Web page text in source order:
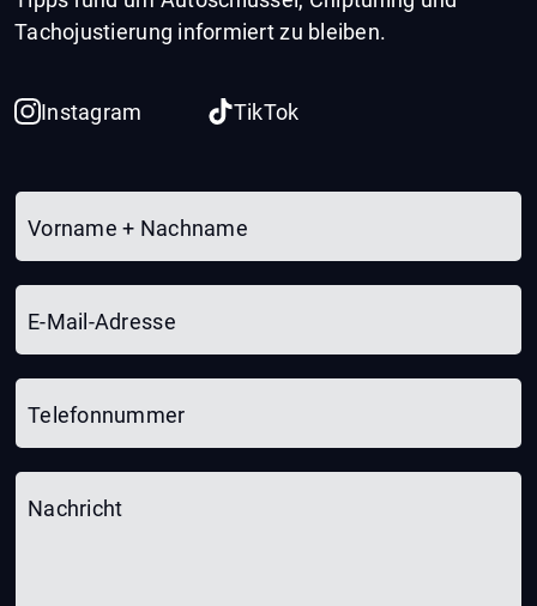
Tachojustierung informiert zu bleiben.
Instagram TikTok
Vorname + Nachname
E-Mail-Adresse
Telefonnummer
Nachricht